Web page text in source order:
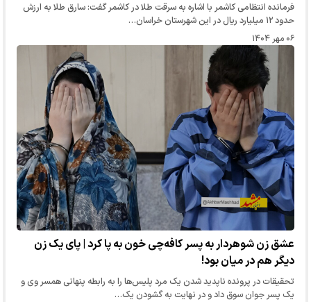
فرمانده انتظامی کاشمر با اشاره به سرقت طلا در کاشمر گفت: سارق طلا به ارزش
حدود ۱۲ میلیارد ریال در این شهرستان خراسان…
۰۶ مهر ۱۴۰۴
عشق زن شوهردار به پسر کافه‌چی خون به پا کرد | پای یک زن
دیگر هم در میان بود!
تحقیقات در پرونده ناپدید شدن یک مرد پلیس‌ها را به رابطه پنهانی همسر وی و
یک پسر جوان سوق داد و در نهایت به گشودن یک…